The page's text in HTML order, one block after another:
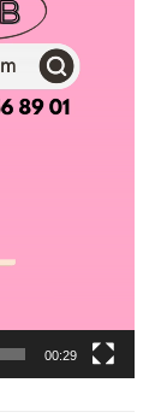
00:29